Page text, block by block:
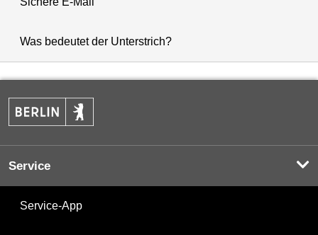
Was bedeutet der Unterstrich?
Service
Service-App